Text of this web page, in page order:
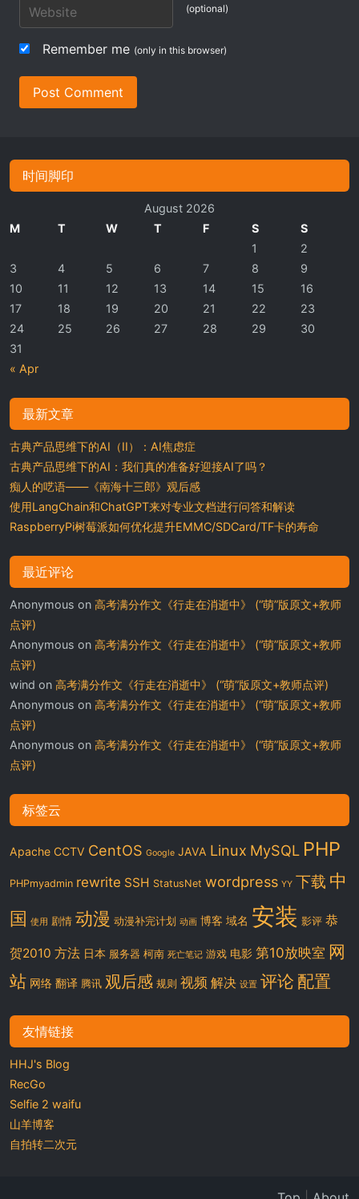
(optional)
Remember me (only in this browser)
Post Comment
时间脚印
August 2026
M
T W T F S S
« Apr
1
2
3
4 5 6 7 8
9
10
11 12 13 14 15
16
17
18 19 20 21 22
23
24
25 26 27 28 29
30
31
最新文章
古典产品思维下的AI（II）：AI焦虑症
古典产品思维下的AI：我们真的准备好迎接AI了吗？
痴人的呓语——《南海十三郎》观后感
使用LangChain和ChatGPT来对专业文档进行问答和解读
RaspberryPi树莓派如何优化提升EMMC/SDCard/TF卡的寿命
最近评论
Anonymous on 高考满分作文《行走在消逝中》 (“萌”版原文+教师
点评)
Anonymous on 高考满分作文《行走在消逝中》 (“萌”版原文+教师
点评)
wind on 高考满分作文《行走在消逝中》 (“萌”版原文+教师点评)
Anonymous on 高考满分作文《行走在消逝中》 (“萌”版原文+教师
点评)
Anonymous on 高考满分作文《行走在消逝中》 (“萌”版原文+教师
点评)
标签云
Apache CCTV CentOS Google JAVA Linux MySQL PHP
PHPmyadmin rewrite SSH StatusNet wordpress YY 下载 中
国 使用 剧情 动漫 动漫补完计划 动画 博客 域名 安装 影评 恭
贺2010 方法 日本 服务器 柯南 死亡笔记 游戏 电影 第10放映室 网
站 网络 翻译 腾讯 观后感 规则 视频 解决 设置 评论 配置
友情链接
HHJ's Blog
RecGo
Selfie 2 waifu
山羊博客
自拍转二次元